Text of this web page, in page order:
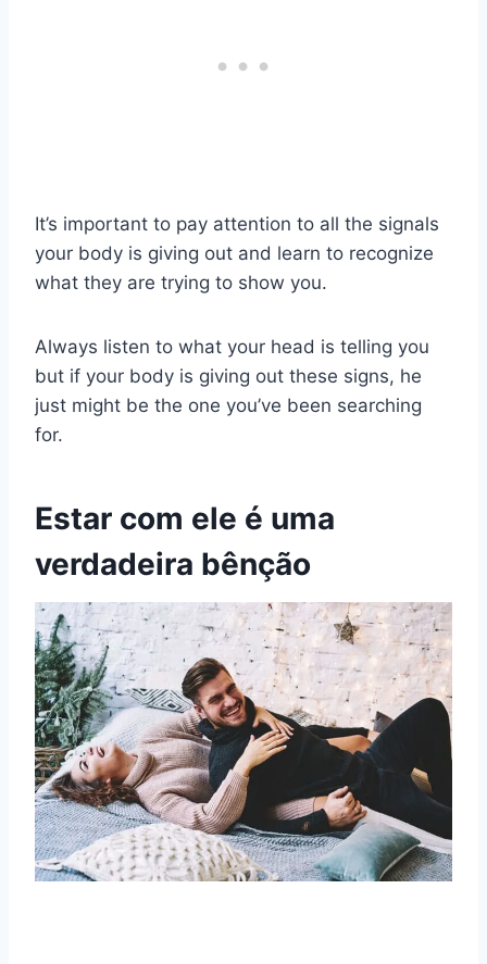
It’s important to pay attention to all the signals
your body is giving out and learn to recognize
what they are trying to show you.
Always listen to what your head is telling you
but if your body is giving out these signs, he
just might be the one you’ve been searching
for.
Estar com ele é uma
verdadeira bênção